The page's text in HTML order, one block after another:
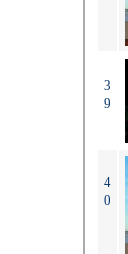
3
9
4
0